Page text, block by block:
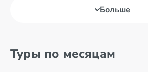
Больше
Туры по месяцам